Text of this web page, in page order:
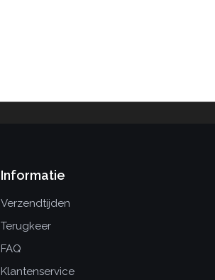
Informatie
Verzendtijden
Terugkeer
FAQ
Klantenservice